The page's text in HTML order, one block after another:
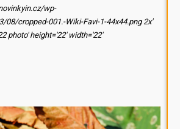
wp-
08/cropped-001.-Wiki-Favi-1-44x44.png 2x'
photo' height='22' width='22'